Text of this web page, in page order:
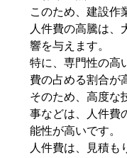
このため、建設作
人件費の高騰は、
響を与えます。
特に、専門性の高
費の占める割合が
そのため、高度な
事などは、人件費
能性が高いです。
人件費は、見積も